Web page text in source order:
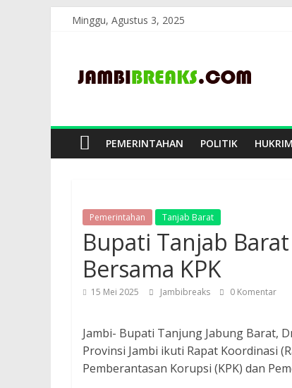
Minggu, Agustus 3, 2025
JambiBreaks
PEMERINTAHAN POLITIK HUKRIM
Pemerintahan Tanjab Barat
Bupati Tanjab
Bersama KPK
15 Mei 2025 Jambibreaks 0 Komentar
Jambi- Bupati Tanjung Jabung Barat,
Provinsi Jambi ikuti Rapat Koordinasi
Pemberantasan Korupsi (KPK) dan